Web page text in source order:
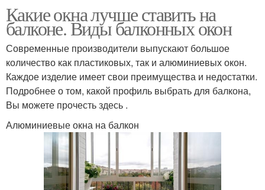
Какие окна лучше ставить на
балконе. Виды балконных окон
Современные производители выпускают большое
количество как пластиковых, так и алюминиевых окон.
Каждое изделие имеет свои преимущества и недостатки.
Подробнее о том, какой профиль выбрать для балкона,
Вы можете прочесть здесь .
Алюминиевые окна на балкон